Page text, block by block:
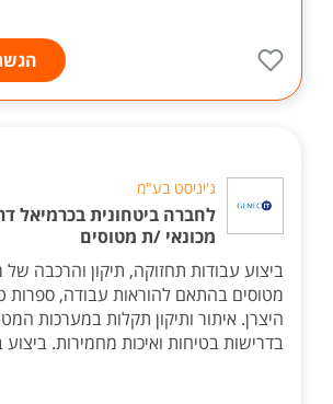
ג'יניסט בע"מ
לחברה ביטחונית בכרמיאל
מכונאי /ת מטוסים
ביצוע עבודות תחזוקה, תיקון והרכבה של
מטוסים בהתאם להוראות עבודה, ספרות
היצרן. איתור ותיקון תקלות במערכות
בדרישות בטיחות ואיכות מחמירות. ביצוע